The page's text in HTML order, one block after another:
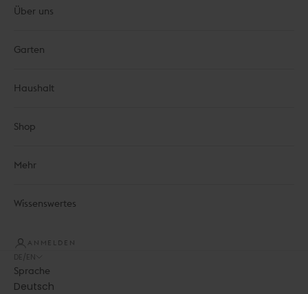
Über uns
Garten
Haushalt
Shop
Mehr
Wissenswertes
ANMELDEN
DE/EN
Sprache
Deutsch